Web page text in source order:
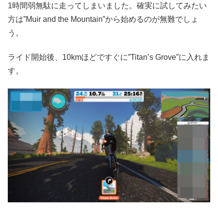
1時間弱無駄に走ってしまいました。確実に試してみたい
方は”Muir and the Mountain”から始めるのが無難でしょ
う。
ライド開始後、10kmほどですぐに”Titan’s Grove”に入れま
す。